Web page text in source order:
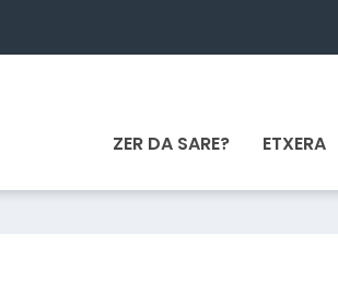
ZER DA SARE? ETXERA